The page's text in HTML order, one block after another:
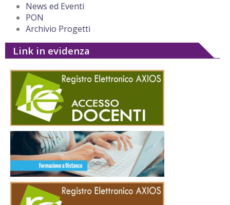
News ed Eventi
PON
Archivio Progetti
Link in evidenza